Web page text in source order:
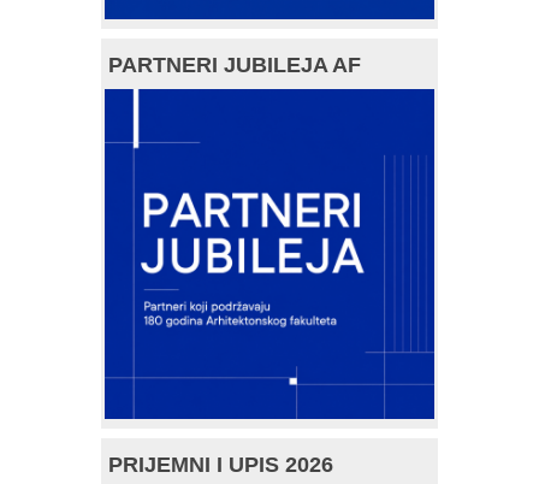
PARTNERI JUBILEJA AF
PRIJEMNI I UPIS 2026